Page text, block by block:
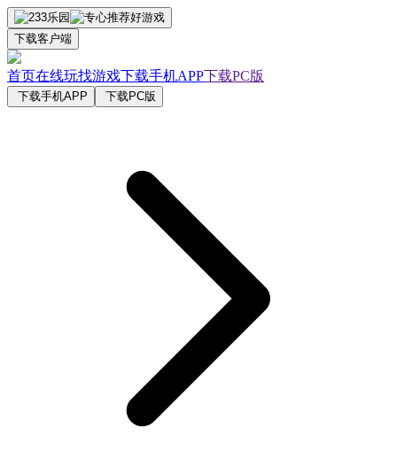
下载客户端
首页在线玩找游戏下载手机APP下载PC版
下载手机APP 下载PC版